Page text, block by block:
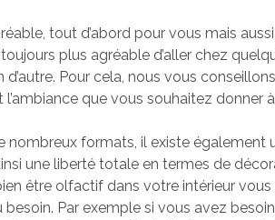
tout d’abord pour vous mais
plus agréable d’aller chez
Pour cela, nous vous conseillons
que vous souhaitez donner
nombreux formats, il existe également
une liberté totale en termes de
être olfactif dans votre intérieur
Par exemple si vous avez besoin